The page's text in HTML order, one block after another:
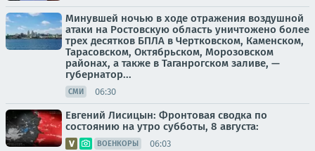
Минувшей ночью в ходе отражения воздушной
атаки на Ростовскую область уничтожено более
трех десятков БПЛА в Чертковском, Каменском,
Тарасовском, Октябрьском, Морозовском
районах, а также в Таганрогском заливе, —
губернатор...
СМИ 06:30
Евгений Лисицын: Фронтовая сводка по
состоянию на утро субботы, 8 августа:
ВОЕНКОРЫ 06:03